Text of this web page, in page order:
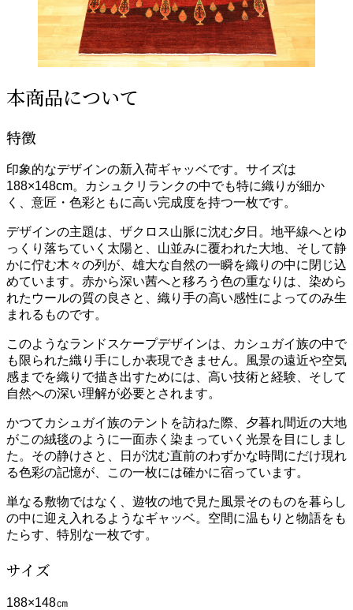
本商品について
特徴
印象的なデザインの新入荷ギャッベです。サイズは
188×148cm。カシュクリランクの中でも特に織りが細か
く、意匠・色彩ともに高い完成度を持つ一枚です。
デザインの主題は、ザクロス山脈に沈む夕日。地平線へとゆ
っくり落ちていく太陽と、山並みに覆われた大地、そして静
かに佇む木々の列が、雄大な自然の一瞬を織りの中に閉じ込
めています。赤から深い茜へと移ろう色の重なりは、染めら
れたウールの質の良さと、織り手の高い感性によってのみ生
まれるものです。
このようなランドスケープデザインは、カシュガイ族の中で
も限られた織り手にしか表現できません。風景の遠近や空気
感までを織りで描き出すためには、高い技術と経験、そして
自然への深い理解が必要とされます。
かつてカシュガイ族のテントを訪ねた際、夕暮れ間近の大地
がこの絨毯のように一面赤く染まっていく光景を目にしまし
た。その静けさと、日が沈む直前のわずかな時間にだけ現れ
る色彩の記憶が、この一枚には確かに宿っています。
単なる敷物ではなく、遊牧の地で見た風景そのものを暮らし
の中に迎え入れるようなギャッベ。空間に温もりと物語をも
たらす、特別な一枚です。
サイズ
188×148㎝